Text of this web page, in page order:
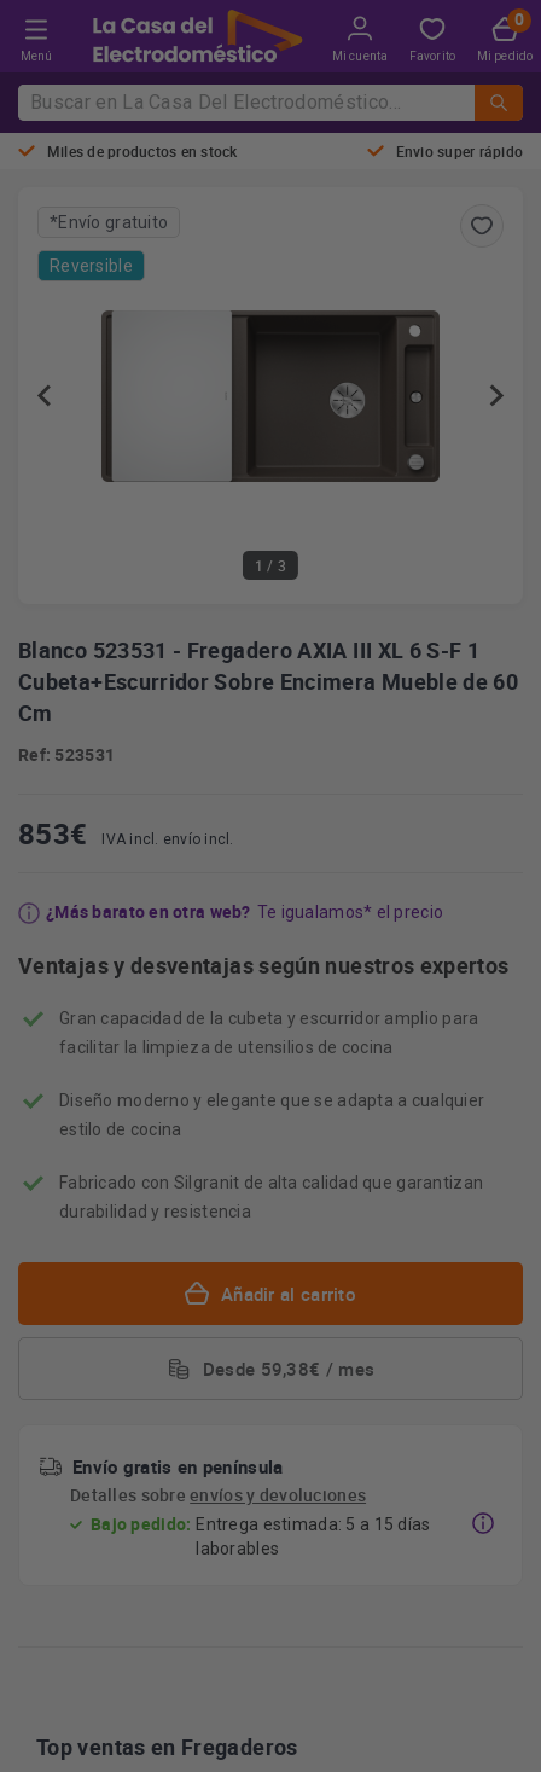
Menú Mi cuenta Favorito Mi pedido
Miles de productos en stock Envio super rápido
1 / 3
*Envío gratuito
Reversible
Blanco 523531 - Fregadero AXIA III XL 6 S-F 1
Cubeta+Escurridor Sobre Encimera Mueble de 60
Cm
Ref: 523531
853€ IVA incl. envío incl.
¿Más barato en otra web? Te igualamos* el precio
Ventajas y desventajas según nuestros expertos
Gran capacidad de la cubeta y escurridor amplio para
facilitar la limpieza de utensilios de cocina
Diseño moderno y elegante que se adapta a cualquier
estilo de cocina
Fabricado con Silgranit de alta calidad que garantizan
durabilidad y resistencia
Añadir al carrito
Desde 59,38€ / mes
Envío gratis en península
Detalles sobreenvíos y devoluciones
Bajo pedido: Entrega estimada: 5 a 15 días
laborables
Top ventas en Fregaderos